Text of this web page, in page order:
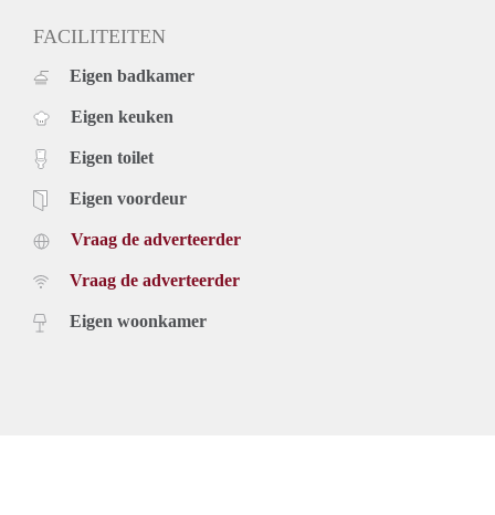
FACILITEITEN
Eigen badkamer
Eigen keuken
Eigen toilet
Eigen voordeur
Vraag de adverteerder
Vraag de adverteerder
Eigen woonkamer